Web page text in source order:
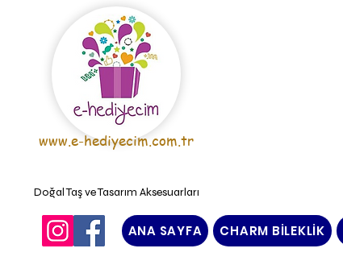
www.e-hediyecim.com.tr
Doğal Taş ve Tasarım Aksesuarları
ANA SAYFA CHARM BİLEKLİK